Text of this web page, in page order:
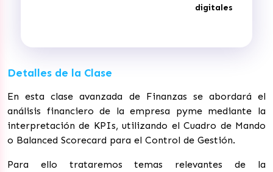
digitales
Detalles de la Clase
En esta clase avanzada de Finanzas se abordará el
análisis financiero de la empresa pyme mediante la
interpretación de KPIs, utilizando el Cuadro de Mando
o Balanced Scorecard para el Control de Gestión.
Para ello trataremos temas relevantes de la